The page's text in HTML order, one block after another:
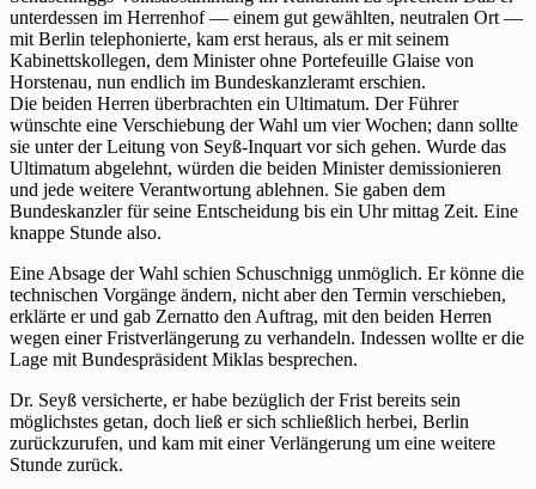
unterdessen im Herrenhof — einem gut gewählten, neutralen Ort —
mit Berlin telephonierte, kam erst heraus, als er mit seinem
Kabinettskollegen, dem Minister ohne Portefeuille Glaise von
Horstenau, nun endlich im Bundeskanzleramt erschien.
Die beiden Herren überbrachten ein Ultimatum. Der Führer
wünschte eine Verschiebung der Wahl um vier Wochen; dann sollte
sie unter der Leitung von Seyß-Inquart vor sich gehen. Wurde das
Ultimatum abgelehnt, würden die beiden Minister demissionieren
und jede weitere Verantwortung ablehnen. Sie gaben dem
Bundeskanzler für seine Entscheidung bis ein Uhr mittag Zeit. Eine
knappe Stunde also.
Eine Absage der Wahl schien Schuschnigg unmöglich. Er könne die
technischen Vorgänge ändern, nicht aber den Termin verschieben,
erklärte er und gab Zernatto den Auftrag, mit den beiden Herren
wegen einer Fristverlängerung zu verhandeln. Indessen wollte er die
Lage mit Bundespräsident Miklas besprechen.
Dr. Seyß versicherte, er habe bezüglich der Frist bereits sein
möglichstes getan, doch ließ er sich schließlich herbei, Berlin
zurückzurufen, und kam mit einer Verlängerung um eine weitere
Stunde zurück.